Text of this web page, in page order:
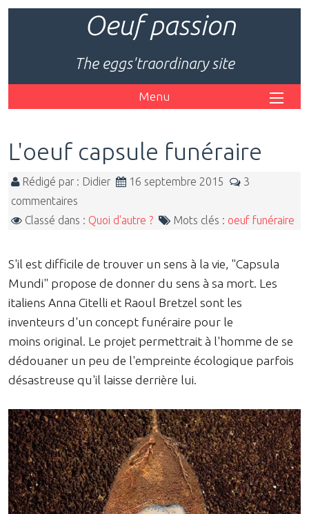
Oeuf passion
The eggs'traordinary site
Menu
L'oeuf capsule funéraire
Rédigé par : Didier 16 septembre 2015
3
commentaires
Classé dans : Quoi d'autre ? Mots clés : oeuf funéraire
S'il est difficile de trouver un sens à la vie, "Capsula
Mundi" propose de donner du sens à sa mort. Les
italiens Anna Citelli et Raoul Bretzel sont les
inventeurs d'un concept funéraire pour le
moins original. Le projet permettrait à l'homme de se
dédouaner un peu de l'empreinte écologique parfois
désastreuse qu'il laisse derrière lui.